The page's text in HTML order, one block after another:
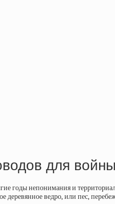
для
годы непонимания и
деревянное ведро, или пес,